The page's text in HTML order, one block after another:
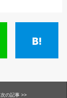
次の記事 >>